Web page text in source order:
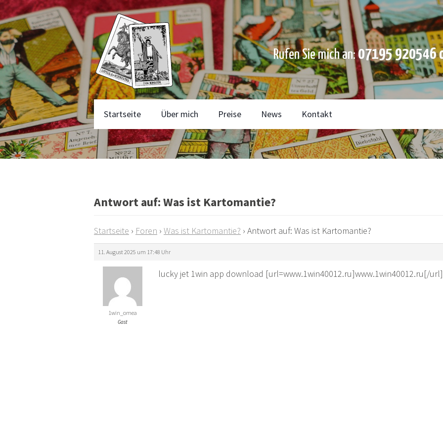
Rufen Sie mich an:07195 920546
Startseite Über mich Preise News Kontakt
Antwort auf: Was ist Kartomantie?
Startseite › Foren › Was ist Kartomantie? › Antwort auf: Was ist Kartomantie?
11. August 2025 um 17:48 Uhr
1win_omea
Gast
lucky jet 1win app download [url=www.1win40012.ru]www.1win40012.ru[/url]